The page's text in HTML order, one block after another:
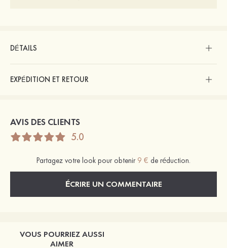
DÉTAILS
EXPÉDITION ET RETOUR
AVIS DES CLIENTS
5.0
Partagez votre look pour obtenir 9 € de réduction.
ÉCRIRE UN COMMENTAIRE
VOUS POURRIEZ AUSSI
AIMER